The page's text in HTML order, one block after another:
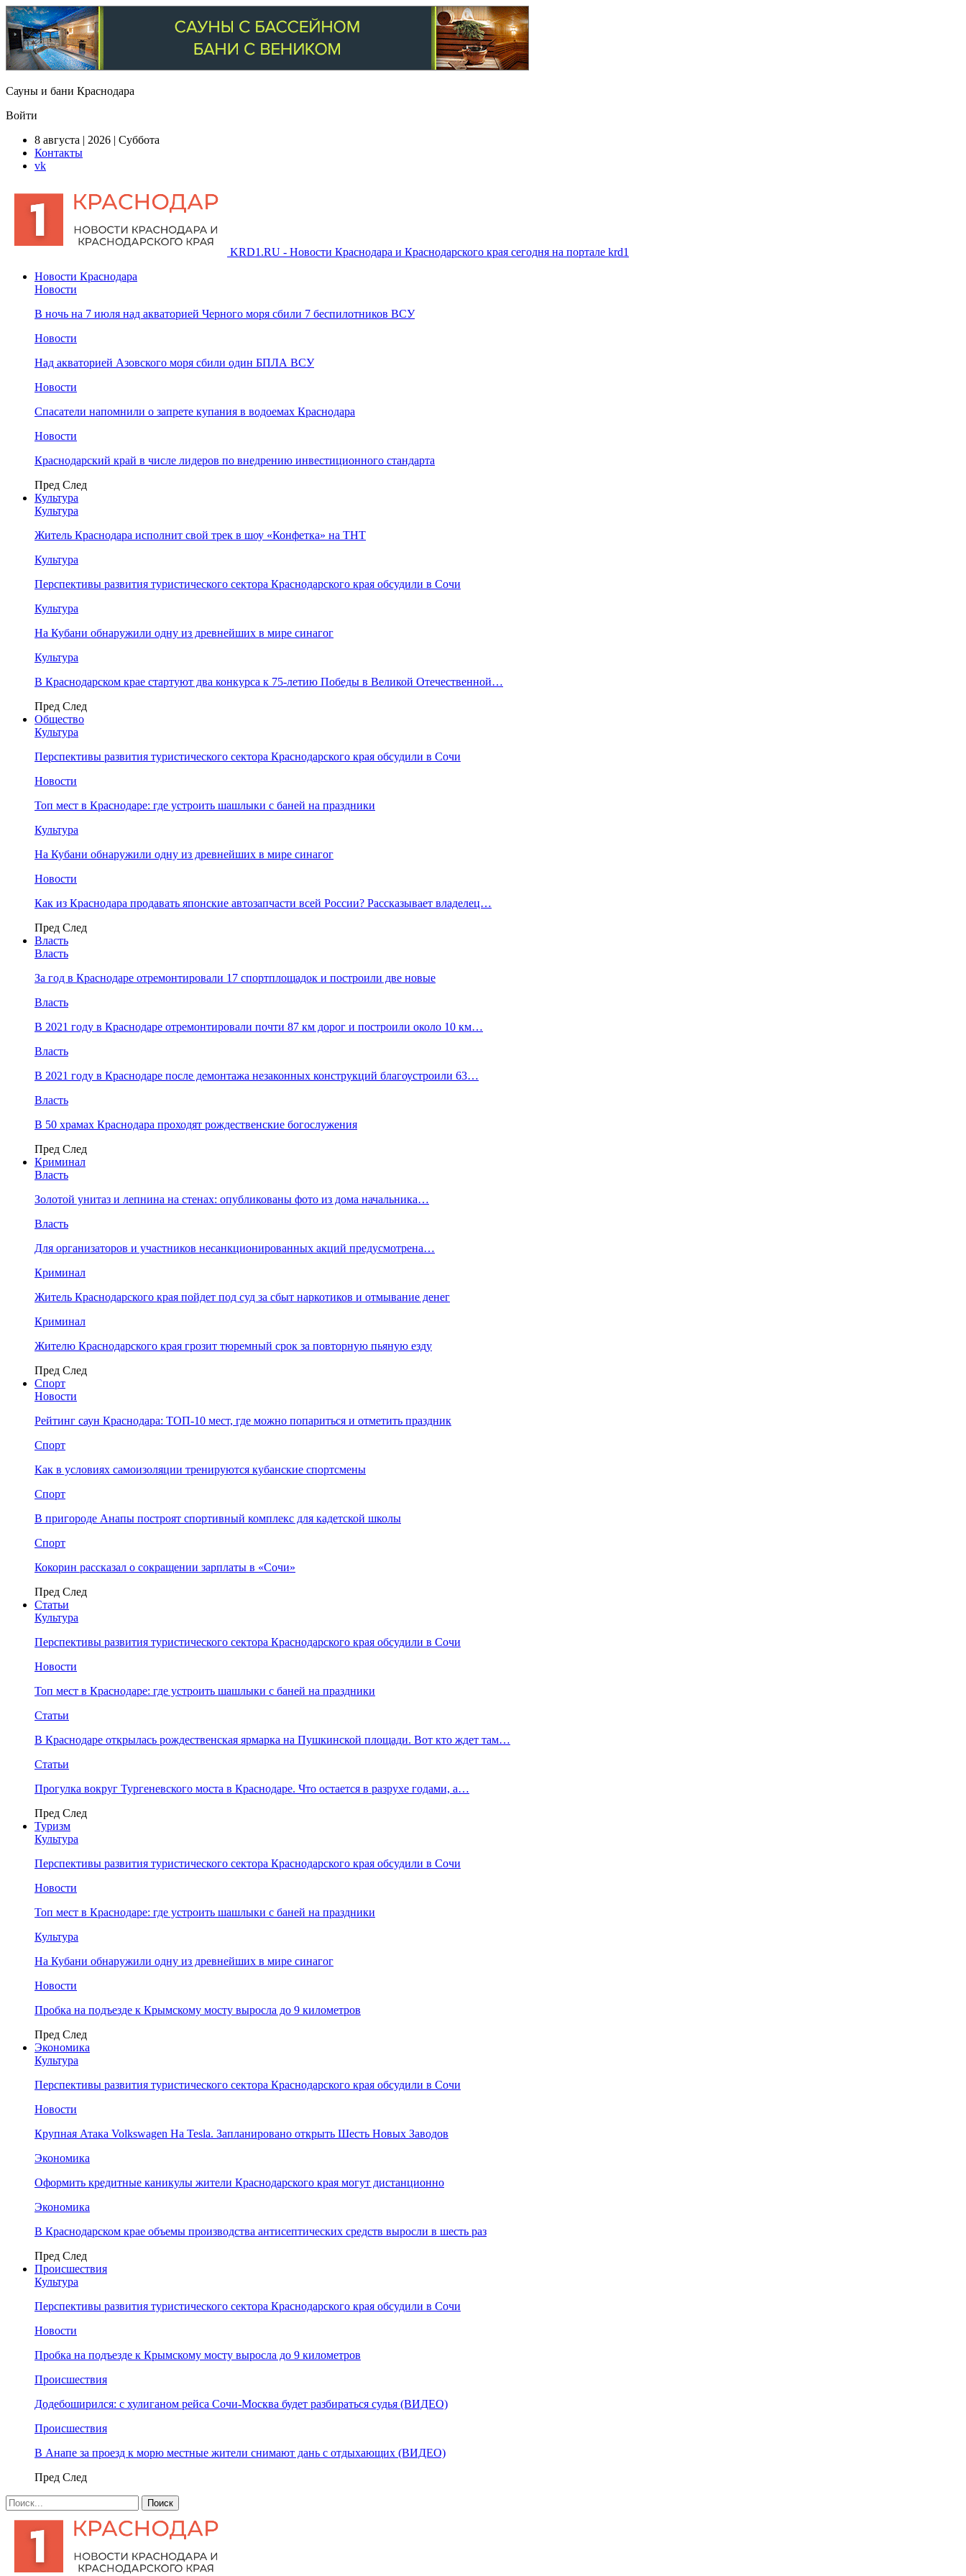
Сауны и бани Краснодара
Войти
8 августа | 2026 | Суббота
Контакты
vk
KRD1.RU - Новости Краснодара и Краснодарского края сегодня на портале krd1
Новости Краснодара
Новости
В ночь на 7 июля над акваторией Черного моря сбили 7 беспилотников ВСУ
Новости
Над акваторией Азовского моря сбили один БПЛА ВСУ
Новости
Спасатели напомнили о запрете купания в водоемах Краснодара
Новости
Краснодарский край в числе лидеров по внедрению инвестиционного стандарта
Пред След
Культура
Культура
Житель Краснодара исполнит свой трек в шоу «Конфетка» на ТНТ
Культура
Перспективы развития туристического сектора Краснодарского края обсудили в Сочи
Культура
На Кубани обнаружили одну из древнейших в мире синагог
Культура
В Краснодарском крае стартуют два конкурса к 75-летию Победы в Великой Отечественной…
Пред След
Общество
Культура
Перспективы развития туристического сектора Краснодарского края обсудили в Сочи
Новости
Топ мест в Краснодаре: где устроить шашлыки с баней на праздники
Культура
На Кубани обнаружили одну из древнейших в мире синагог
Новости
Как из Краснодара продавать японские автозапчасти всей России? Рассказывает владелец…
Пред След
Власть
Власть
За год в Краснодаре отремонтировали 17 спортплощадок и построили две новые
Власть
В 2021 году в Краснодаре отремонтировали почти 87 км дорог и построили около 10 км…
Власть
В 2021 году в Краснодаре после демонтажа незаконных конструкций благоустроили 63…
Власть
В 50 храмах Краснодара проходят рождественские богослужения
Пред След
Криминал
Власть
​Золотой унитаз и лепнина на стенах: опубликованы фото из дома начальника…
Власть
Для организаторов и участников несанкционированных акций предусмотрена…
Криминал
Житель Краснодарского края пойдет под суд за сбыт наркотиков и отмывание денег
Криминал
Жителю Краснодарского края грозит тюремный срок за повторную пьяную езду
Пред След
Спорт
Новости
Рейтинг саун Краснодара: ТОП-10 мест, где можно попариться и отметить праздник
Спорт
Как в условиях самоизоляции тренируются кубанские спортсмены
Спорт
В пригороде Анапы построят спортивный комплекс для кадетской школы
Спорт
Кокорин рассказал о сокращении зарплаты в «Сочи»
Пред След
Статьи
Культура
Перспективы развития туристического сектора Краснодарского края обсудили в Сочи
Новости
Топ мест в Краснодаре: где устроить шашлыки с баней на праздники
Статьи
В Краснодаре открылась рождественская ярмарка на Пушкинской площади. Вот кто ждет там…
Статьи
Прогулка вокруг Тургеневского моста в Краснодаре. Что остается в разрухе годами, а…
Пред След
Туризм
Культура
Перспективы развития туристического сектора Краснодарского края обсудили в Сочи
Новости
Топ мест в Краснодаре: где устроить шашлыки с баней на праздники
Культура
На Кубани обнаружили одну из древнейших в мире синагог
Новости
Пробка на подъезде к Крымскому мосту выросла до 9 километров
Пред След
Экономика
Культура
Перспективы развития туристического сектора Краснодарского края обсудили в Сочи
Новости
Крупная Атака Volkswagen На Tesla. Запланировано открыть Шесть Новых Заводов
Экономика
Оформить кредитные каникулы жители Краснодарского края могут дистанционно
Экономика
В Краснодарском крае объемы производства антисептических средств выросли в шесть раз
Пред След
Происшествия
Культура
Перспективы развития туристического сектора Краснодарского края обсудили в Сочи
Новости
Пробка на подъезде к Крымскому мосту выросла до 9 километров
Происшествия
Додебоширился: с хулиганом рейса Сочи-Москва будет разбираться судья (ВИДЕО)
Происшествия
В Анапе за проезд к морю местные жители снимают дань с отдыхающих (ВИДЕО)
Пред След